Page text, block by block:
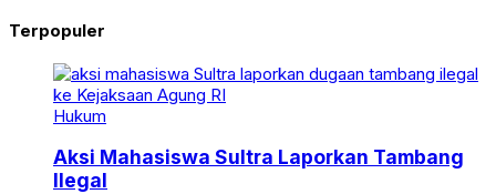
Terpopuler
Hukum
Aksi Mahasiswa Sultra Laporkan Tambang
Ilegal